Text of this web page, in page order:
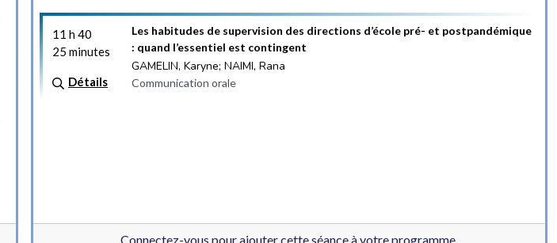
11 h 40
25 minutes
Détails
Les habitudes de supervision des directions d’école pré- et postpandémique
: quand l’essentiel est contingent
GAMELIN, Karyne; NAIMI, Rana
Communication orale
Connectez-vous pour ajouter cette séance à votre programme.